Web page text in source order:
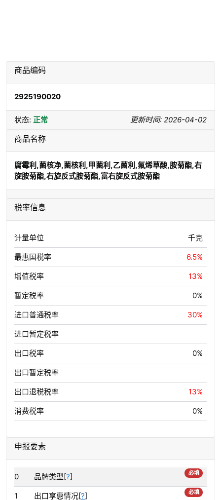
商品编码
2925190020
状态: 正常 更新时间: 2026-04-02
商品名称
腐霉利,菌核净,菌核利,甲菌利,乙菌利,氟烯草酸,胺菊酯,右
旋胺菊酯,右旋反式胺菊酯,富右旋反式胺菊酯
税率信息
计量单位 千克
最惠国税率 6.5%
增值税率 13%
暂定税率 0%
进口普通税率 30%
进口暂定税率
出口税率 0%
出口暂定税率
出口退税税率 13%
消费税率 0%
申报要素
0 品牌类型[?] 必填
1 出口享惠情况[?] 必填